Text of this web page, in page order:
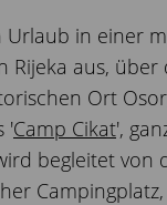
in einer
aus,
Ort
'Camp Cikat',
begleitet von